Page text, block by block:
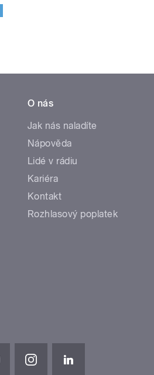
O nás
Jak nás naladíte
Nápověda
Lidé v rádiu
Kariéra
Kontakt
Rozhlasový poplatek